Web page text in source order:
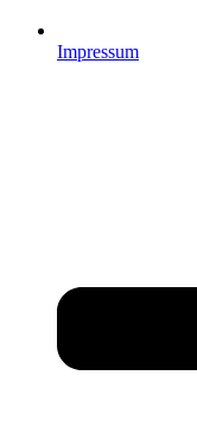
Impressum